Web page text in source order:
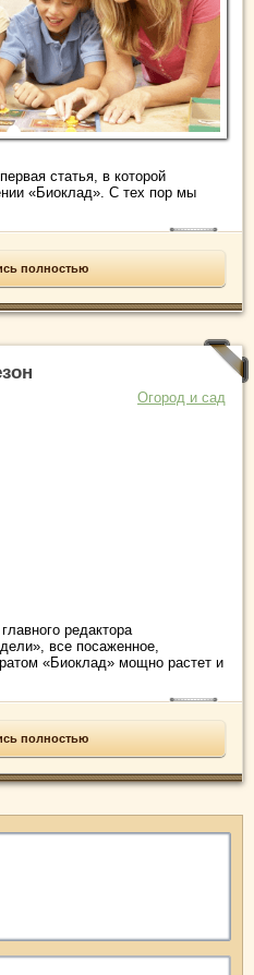
статья, в которой
«Биоклад». С тех пор мы
полностью
Огород и сад
редактора
все посаженное,
«Биоклад» мощно растет и
полностью